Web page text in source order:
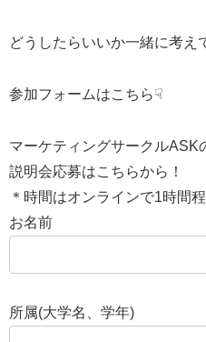
どうしたらいいか一緒に考え
参加フォームはこちら☟
マーケティングサークルASK
説明会応募はこちらから！
＊時間はオンラインで1時間
お名前
所属(大学名、学年)